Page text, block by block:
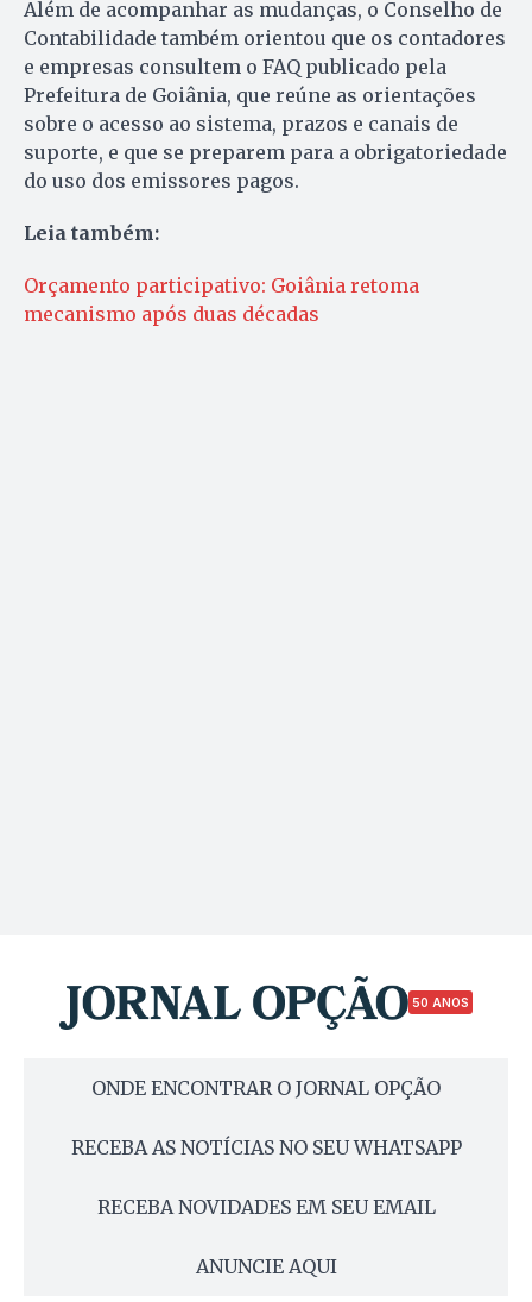
Além de acompanhar as mudanças, o Conselho de
Contabilidade também orientou que os contadores
e empresas consultem o FAQ publicado pela
Prefeitura de Goiânia, que reúne as orientações
sobre o acesso ao sistema, prazos e canais de
suporte, e que se preparem para a obrigatoriedade
do uso dos emissores pagos.
Leia também:
Orçamento participativo: Goiânia retoma
mecanismo após duas décadas
50 ANOS
ONDE ENCONTRAR O JORNAL OPÇÃO
RECEBA AS NOTÍCIAS NO SEU WHATSAPP
RECEBA NOVIDADES EM SEU EMAIL
ANUNCIE AQUI